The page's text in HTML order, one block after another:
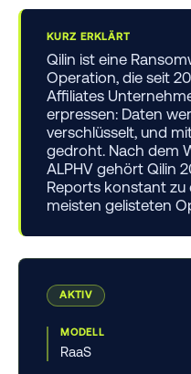
KURZ ERKLÄRT
Qilin ist eine
Operation, die seit
Affiliates
erpressen: Daten
verschlüsselt, und
gedroht. Nach dem
ALPHV gehört Qilin
Reports konstant
meisten gelisteten
AKTIV
MODELL
RaaS